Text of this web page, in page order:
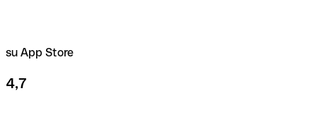
su App Store
4,7